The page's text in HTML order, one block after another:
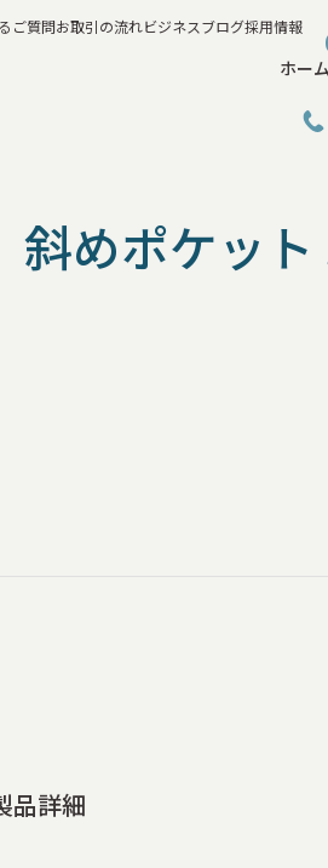
ご質問お取引の流れビジネスブログ採用情報
ホーム
斜めポケット
品詳細